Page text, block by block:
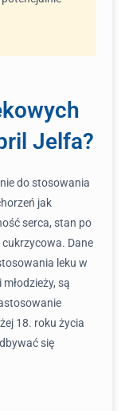
Jelfa?
do stosowania
jak
serca, stan po
Dane
leku w
są
18. roku życia
się